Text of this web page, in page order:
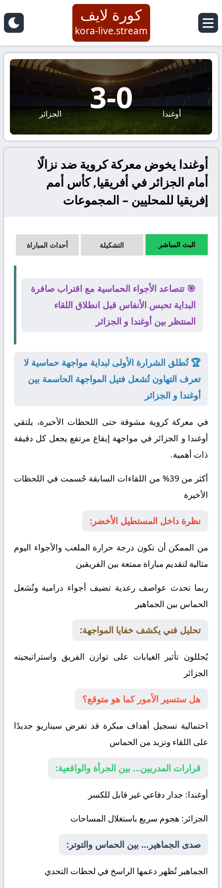
كورة لايف
kora-live.stream
أوغندا 0
-
3 الجزائر
أوغندا يخوض معركة كروية ضد نزالًا
أمام الجزائر في أفريقيا, كأس أمم
إفريقيا للمحليين – المجموعات
البث المباشر التشكيلة أحداث المباراة
🎯 تتصاعد الأجواء الحماسية مع اقتراب صافرة
البداية تحبس الأنفاس قبل انطلاق اللقاء
المنتظر بين أوغندا و الجزائر
🏆 تُطلق الشرارة الأولى لبداية مواجهة حماسية لا
تعرف التهاون تُشعل فتيل المواجهة الحاسمة بين
أوغندا و الجزائر
في معركة كروية مشوقة حتى اللحظات الأخيرة، يلتقي
أوغندا و الجزائر في مواجهة إيقاع مرتفع يجعل كل دقيقة
ذات أهمية.
أكثر من 39% من اللقاءات السابقة حُسمت في اللحظات
الأخيرة
نظرة داخل المستطيل الأخضر:
من الممكن أن تكون درجة حرارة الملعب والأجواء اليوم
مثالية لتقديم مباراة ممتعة بين الفريقين
ربما تحدث عواصف رعدية تضيف أجواء درامية وتُشعل
الحماس بين الجماهير
تحليل فني يكشف خفايا المواجهة:
يُحللون تأثير الغيابات على توازن الفريق واستراتيجيته
الجزائر
هل ستسير الأمور كما هو متوقع؟
احتمالية تسجيل أهداف مبكرة قد تفرض سيناريو جديدًا
على اللقاء وتزيد من الحماس
قرارات المدربين… بين الجرأة والواقعية:
أوغندا: جدار دفاعي غير قابل للكسر
الجزائر : هجوم سريع باستغلال المساحات
صدى الجماهير… بين الحماس والتوتر:
الجماهير تُظهر دعمها الراسخ في لحظات التحدي